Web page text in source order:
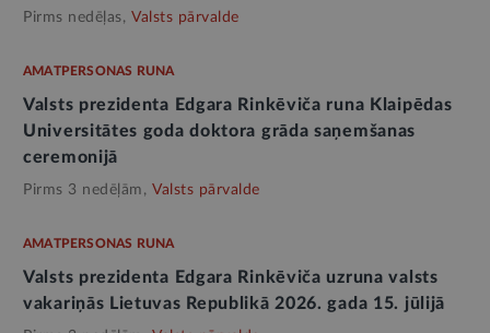
Pirms nedēļas, Valsts pārvalde
AMATPERSONAS RUNA
Valsts prezidenta Edgara Rinkēviča runa Klaipēdas
Universitātes goda doktora grāda saņemšanas
ceremonijā
Pirms 3 nedēļām, Valsts pārvalde
AMATPERSONAS RUNA
Valsts prezidenta Edgara Rinkēviča uzruna valsts
vakariņās Lietuvas Republikā 2026. gada 15. jūlijā